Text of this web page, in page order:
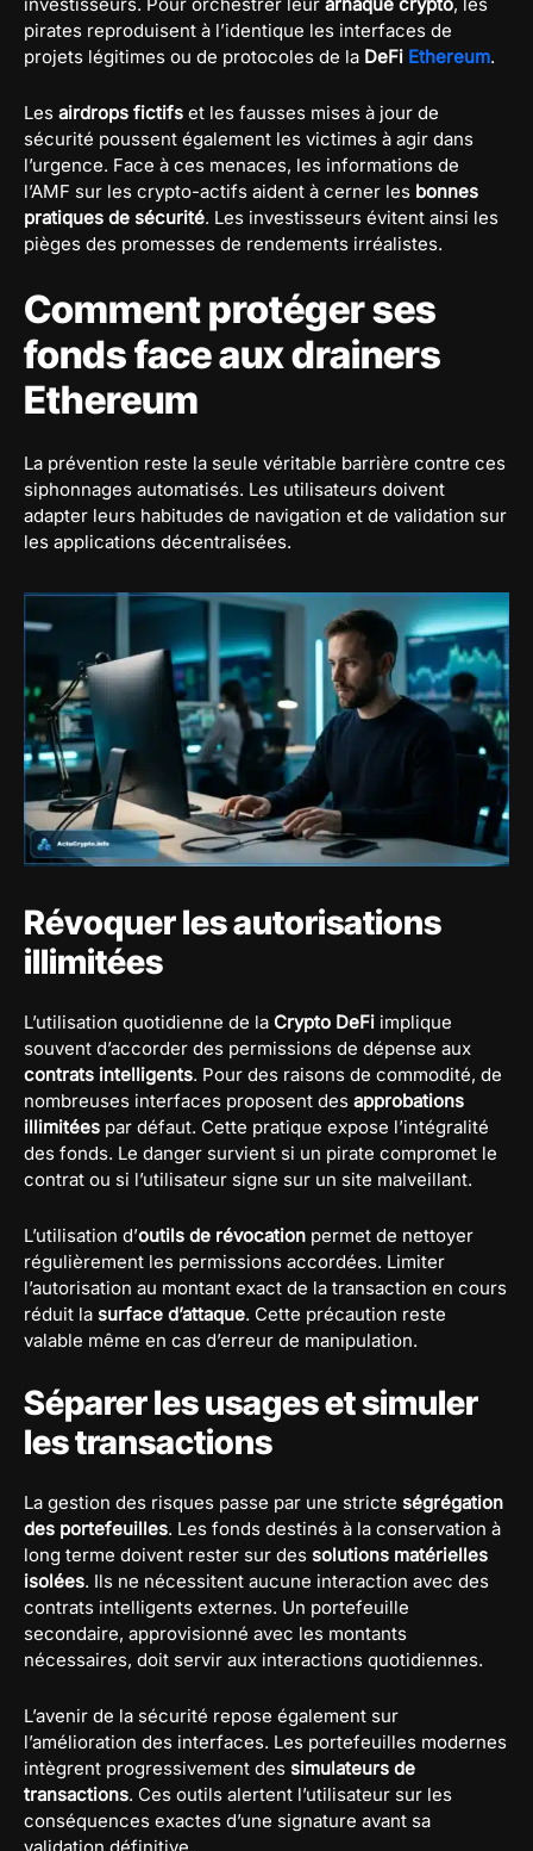
pirates reproduisent à l’identique les interfaces de
projets légitimes ou de protocoles de la DeFi Ethereum.
Les airdrops fictifs et les fausses mises à jour de
sécurité poussent également les victimes à agir dans
l’urgence. Face à ces menaces, les informations de
l’AMF sur les crypto-actifs aident à cerner les bonnes
pratiques de sécurité. Les investisseurs évitent ainsi les
pièges des promesses de rendements irréalistes.
Comment protéger ses
fonds face aux drainers
Ethereum
La prévention reste la seule véritable barrière contre ces
siphonnages automatisés. Les utilisateurs doivent
adapter leurs habitudes de navigation et de validation sur
les applications décentralisées.
Révoquer les autorisations
illimitées
L’utilisation quotidienne de la Crypto DeFi implique
souvent d’accorder des permissions de dépense aux
contrats intelligents. Pour des raisons de commodité, de
nombreuses interfaces proposent des approbations
illimitées par défaut. Cette pratique expose l’intégralité
des fonds. Le danger survient si un pirate compromet le
contrat ou si l’utilisateur signe sur un site malveillant.
L’utilisation d’outils de révocation permet de nettoyer
régulièrement les permissions accordées. Limiter
l’autorisation au montant exact de la transaction en cours
réduit la surface d’attaque. Cette précaution reste
valable même en cas d’erreur de manipulation.
Séparer les usages et simuler
les transactions
La gestion des risques passe par une stricte ségrégation
des portefeuilles. Les fonds destinés à la conservation à
long terme doivent rester sur des solutions matérielles
isolées. Ils ne nécessitent aucune interaction avec des
contrats intelligents externes. Un portefeuille
secondaire, approvisionné avec les montants
nécessaires, doit servir aux interactions quotidiennes.
L’avenir de la sécurité repose également sur
l’amélioration des interfaces. Les portefeuilles modernes
intègrent progressivement des simulateurs de
transactions. Ces outils alertent l’utilisateur sur les
conséquences exactes d’une signature avant sa